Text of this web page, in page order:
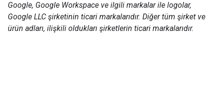
Google, Google Workspace ve ilgili markalar ile logolar,
Google LLC şirketinin ticari markalarıdır. Diğer tüm şirket ve
ürün adları, ilişkili oldukları şirketlerin ticari markalarıdır.